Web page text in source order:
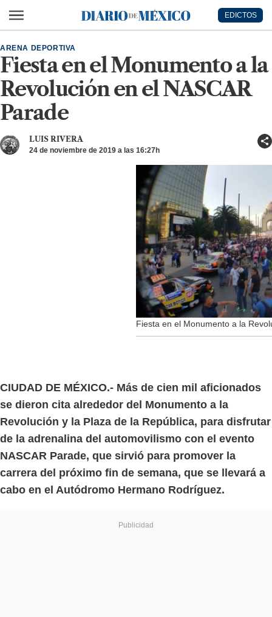
Diario de México
EDICTOS
Fiesta en el Monumento a la
Revolución en el NASCAR
Parade
ARENA DEPORTIVA
LUIS RIVERA
24 de noviembre de 2019 a las 16:27h
Fiesta en el Monumento a la
CIUDAD DE MÉXICO.- Más de cien mil aficionados
se dieron cita alrededor del Monumento a la
Revolución y la Plaza de la República, para disfrutar
de la adrenalina del automovilismo con el evento
NASCAR Parade, que sirvió para promover la
carrera del próximo fin de semana, que se llevará a
cabo en el Autódromo Hermano Rodríguez.